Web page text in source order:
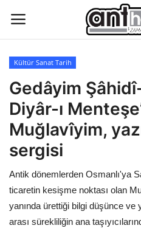
Künye
Eğitim
Aktüel Magazin
Hakkımızda
İletişim
Kültür Sanat Tarih
Gedâyim
Diyâr-ı
Muğlavîyim,
sergisi
Antik dönemlerden Osmanlı'ya
ticaretin kesişme noktası olan
yanında ürettiği bilgi düşünce ve
arası sürekliliğin ana